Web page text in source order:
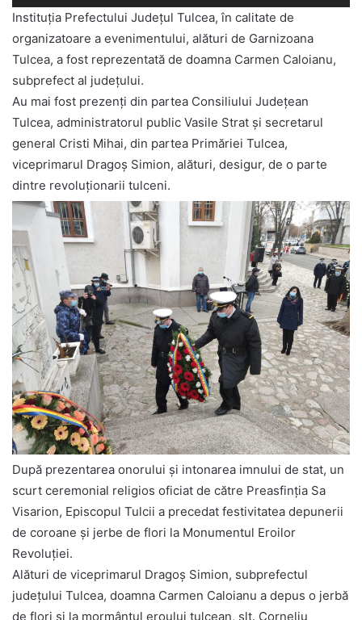
Instituţia Prefectului Judeţul Tulcea, în calitate de
organizatoare a evenimentului, alături de Garnizoana
Tulcea, a fost reprezentată de doamna Carmen Caloianu,
subprefect al judeţului.
Au mai fost prezenţi din partea Consiliului Judeţean
Tulcea, administratorul public Vasile Strat şi secretarul
general Cristi Mihai, din partea Primăriei Tulcea,
viceprimarul Dragoş Simion, alături, desigur, de o parte
dintre revoluţionarii tulceni.
După prezentarea onorului şi intonarea imnului de stat, un
scurt ceremonial religios oficiat de către Preasfinția Sa
Visarion, Episcopul Tulcii a precedat festivitatea depunerii
de coroane și jerbe de flori la Monumentul Eroilor
Revoluției.
Alături de viceprimarul Dragoş Simion, subprefectul
judeţului Tulcea, doamna Carmen Caloianu a depus o jerbă
de flori şi la mormântul eroului tulcean, slt. Corneliu